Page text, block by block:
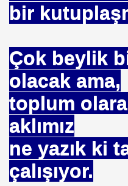
bir
Çok beylik
olacak ama,
toplum
aklımız
ne yazık ki
çalışıyor.
VARMI AV MEHMET.
ÇEKEMEZ
SIRATI
AZIM ÇALIŞMA
. MEVLANA